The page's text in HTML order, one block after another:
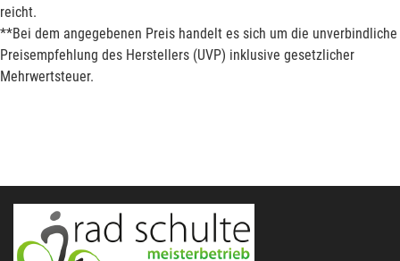
reicht.
**Bei dem angegebenen Preis handelt es sich um die unverbindliche
Preisempfehlung des Herstellers (UVP) inklusive gesetzlicher
Mehrwertsteuer.